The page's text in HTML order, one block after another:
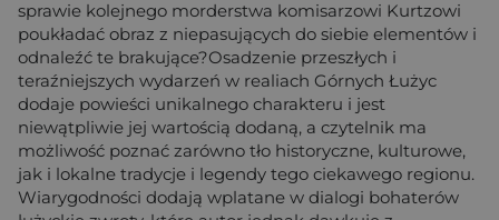
sprawie kolejnego morderstwa komisarzowi Kurtzowi
poukładać obraz z niepasujących do siebie elementów i
odnaleźć te brakujące?Osadzenie przeszłych i
teraźniejszych wydarzeń w realiach Górnych Łużyc
dodaje powieści unikalnego charakteru i jest
niewątpliwie jej wartością dodaną, a czytelnik ma
możliwość poznać zarówno tło historyczne, kulturowe,
jak i lokalne tradycje i legendy tego ciekawego regionu.
Wiarygodności dodają wplatane w dialogi bohaterów